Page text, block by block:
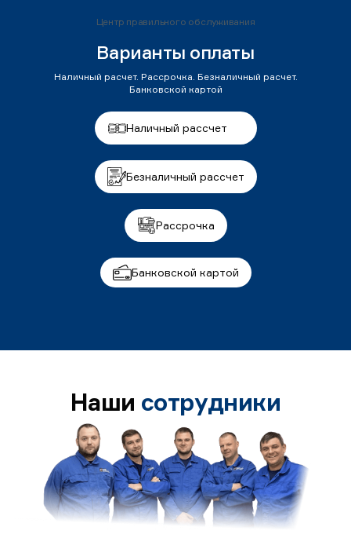
Центр правильного обслуживания
Варианты оплаты
Наличный расчет. Рассрочка. Безналичный расчет.
Банковской картой
Наличный рассчет
Безналичный рассчет
Рассрочка
Банковской картой
Наши сотрудники